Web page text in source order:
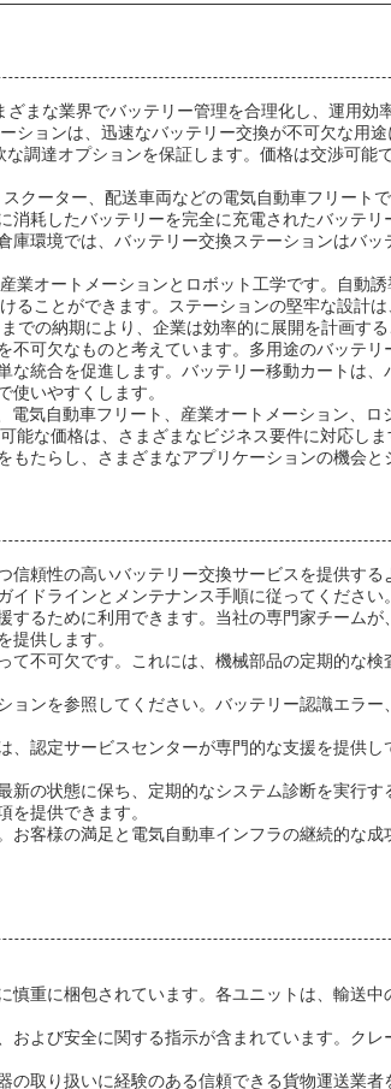
まな業界でバッテリー管理を合理化し、運用
ションは、迅速なバッテリー交換が不可欠な用
調達オプションを保証します。価格は交渉可
クーター、配送車両などの電気自動車フリート
耗したバッテリーを完全に充電されたバッテ
環境では、バッテリー交換ステーションはバ
オートメーションとロボット工学です。自動
ことができます。ステーションの堅牢な設計
の納期により、企業は効率的に展開を計画する
可欠なものと考えています。多用途のバッテ
統合を促進します。バッテリー移動カートは
いやすくします。
気自動車フリート、産業オートメーション、
能な価格は、さまざまなビジネス要件に対応し
たらし、さまざまなアプリケーションの機会と
頼性の高いバッテリー交換サービスを提供す
ドラインとメンテナンス手順に従ってください。
るために利用できます。当社の専門家チーム
提供します。
不可欠です。これには、機械部品の定期的な
ンを参照してください。バッテリー認識エラ
認定サービスセンターが専門的な支援を提供
の状態に保ち、定期的なシステム診断を実行
提供できます。
客様の満足と電気自動車インフラの継続的な
重に梱包されています。各ユニットは、輸送
よび安全に関する指示が含まれています。ク
取り扱いに経験のある信頼できる貨物運送業